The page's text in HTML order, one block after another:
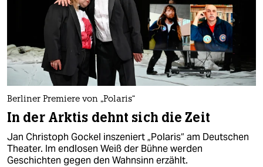
Berliner Premiere von „Polaris“
In der Arktis dehnt sich die Zeit
Jan Christoph Gockel inszeniert „Polaris“ am Deutschen
Theater. Im endlosen Weiß der Bühne werden
Geschichten gegen den Wahnsinn erzählt.